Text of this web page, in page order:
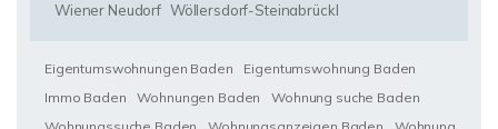
Wiener Neudorf Wöllersdorf-Steinabrückl
Eigentumswohnungen Baden
Eigentumswohnung Baden
Immo Baden
Wohnungen Baden
Wohnung suche Baden